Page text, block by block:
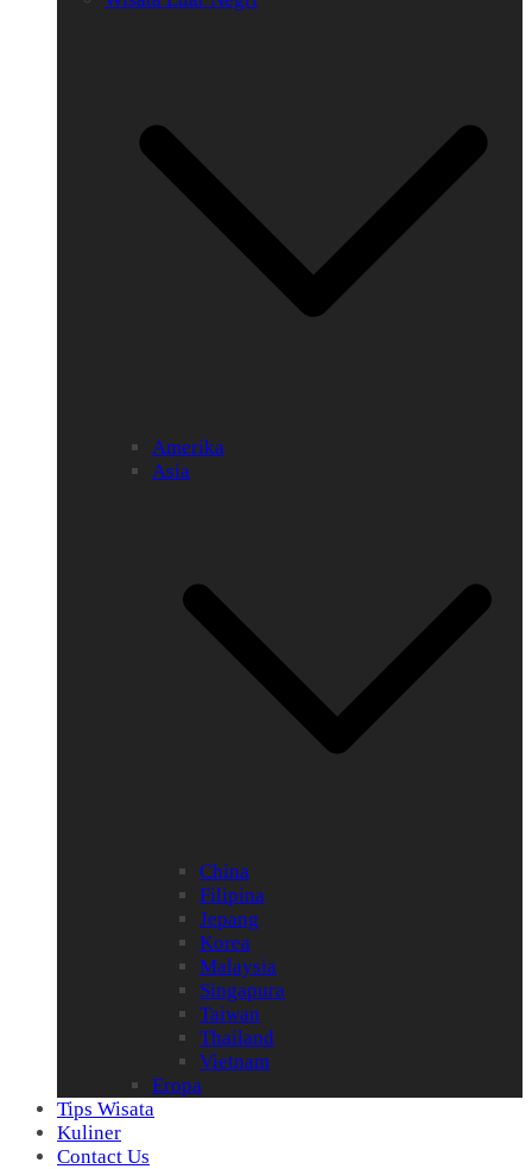
Amerika
Asia
China
Filipina
Jepang
Korea
Malaysia
Singapura
Taiwan
Thailand
Vietnam
Eropa
Tips Wisata
Kuliner
Contact Us